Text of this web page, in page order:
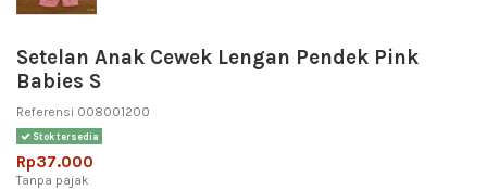
Setelan Anak Cewek Lengan Pendek Pink
Babies S
Referensi 008001200
Stok tersedia
Rp37.000
Tanpa pajak